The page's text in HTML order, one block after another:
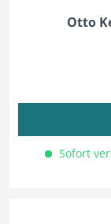
Otto
Sofort